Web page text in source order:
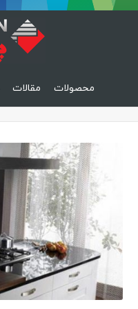
محصولات مقالات